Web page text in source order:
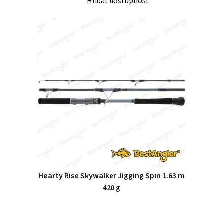
Hearty Rise Skywalker Jigging Spin 1.63 m
420 g